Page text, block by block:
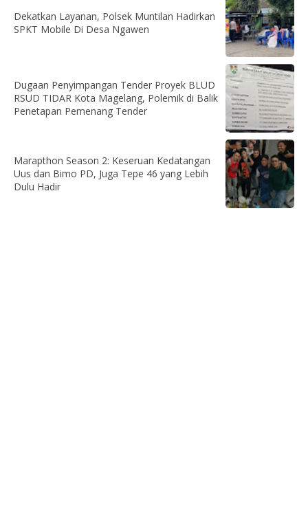
Dekatkan Layanan, Polsek Muntilan Hadirkan
SPKT Mobile Di Desa Ngawen
Dugaan Penyimpangan Tender Proyek BLUD
RSUD TIDAR Kota Magelang, Polemik di Balik
Penetapan Pemenang Tender
Marapthon Season 2: Keseruan Kedatangan
Uus dan Bimo PD, Juga Tepe 46 yang Lebih
Dulu Hadir